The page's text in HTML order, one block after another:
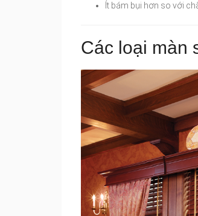
Ít bám bụi hơn so với
Các loại màn